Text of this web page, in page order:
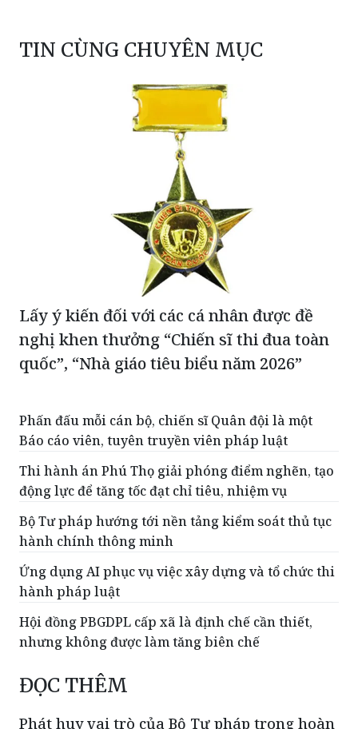
TIN CÙNG CHUYÊN MỤC
Lấy ý kiến đối với các cá nhân được đề
nghị khen thưởng “Chiến sĩ thi đua toàn
quốc”, “Nhà giáo tiêu biểu năm 2026”
Phấn đấu mỗi cán bộ, chiến sĩ Quân đội là một
Báo cáo viên, tuyên truyền viên pháp luật
Thi hành án Phú Thọ giải phóng điểm nghẽn, tạo
động lực để tăng tốc đạt chỉ tiêu, nhiệm vụ
Bộ Tư pháp hướng tới nền tảng kiểm soát thủ tục
hành chính thông minh
Ứng dụng AI phục vụ việc xây dựng và tổ chức thi
hành pháp luật
Hội đồng PBGDPL cấp xã là định chế cần thiết,
nhưng không được làm tăng biên chế
ĐỌC THÊM
Phát huy vai trò của Bộ Tư pháp trong hoàn